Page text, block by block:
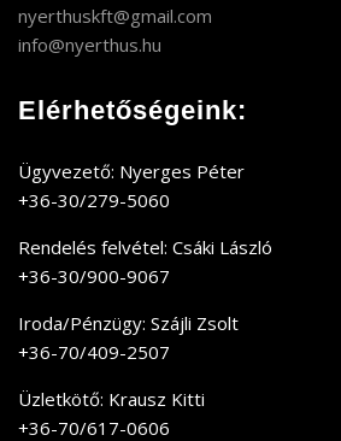
nyerthuskft@gmail.com
info@nyerthus.hu
Elérhetőségeink:
Ügyvezető: Nyerges Péter
+36-30/279-5060
Rendelés felvétel: Csáki László
+36-30/900-9067
Iroda/Pénzügy: Szájli Zsolt
+36-70/409-2507
Üzletkötő: Krausz Kitti
+36-70/617-0606